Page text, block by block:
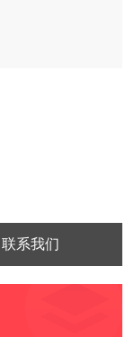
AM/EthD-3
联系我们